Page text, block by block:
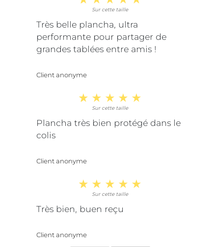
Sur cette taille
Très belle plancha, ultra
performante pour partager de
grandes tablées entre amis !
Client anonyme
Sur cette taille
Plancha très bien protégé dans le
colis
Client anonyme
Sur cette taille
Très bien, buen reçu
Client anonyme